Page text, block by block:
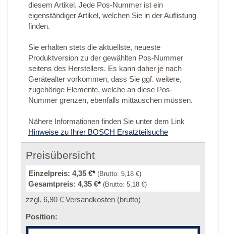
diesem Artikel. Jede Pos-Nummer ist ein
eigenständiger Artikel, welchen Sie in der Auflistung
finden.
Sie erhalten stets die aktuellste, neueste
Produktversion zu der gewählten Pos-Nummer
seitens des Herstellers. Es kann daher je nach
Gerätealter vorkommen, dass Sie ggf. weitere,
zugehörige Elemente, welche an diese Pos-
Nummer grenzen, ebenfalls mittauschen müssen.
Nähere Informationen finden Sie unter dem Link
Hinweise zu Ihrer BOSCH Ersatzteilsuche
Preisübersicht
Einzelpreis: 4,35 €* (Brutto: 5,18 €)
Gesamtpreis: 4,35 €* (Brutto: 5,18 €)
zzgl. 6,90 € Versandkosten (brutto)
Position: